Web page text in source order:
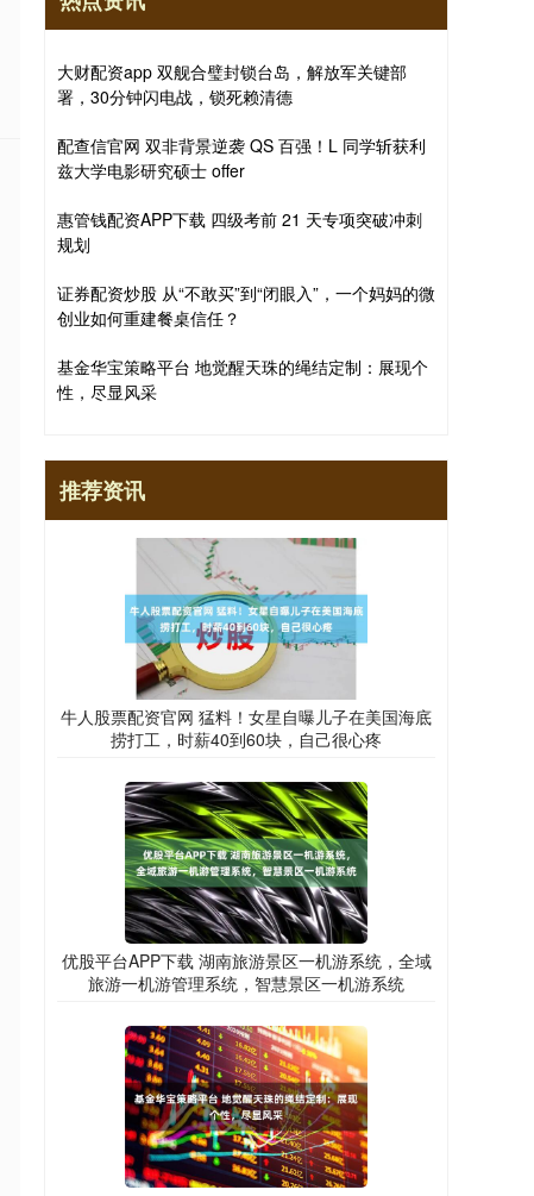
大财配资app 双舰合璧封锁台岛，解放军关键部
署，30分钟闪电战，锁死赖清德
配查信官网 双非背景逆袭 QS 百强！L 同学斩获利
兹大学电影研究硕士 offer
惠管钱配资APP下载 四级考前 21 天专项突破冲刺
规划
证券配资炒股 从“不敢买”到“闭眼入”，一个妈妈的微
创业如何重建餐桌信任？
基金华宝策略平台 地觉醒天珠的绳结定制：展现个
性，尽显风采
推荐资讯
牛人股票配资官网 猛料！女星自曝儿子在美国海底
捞打工，时薪40到60块，自己很心疼
优股平台APP下载 湖南旅游景区一机游系统，全域
旅游一机游管理系统，智慧景区一机游系统